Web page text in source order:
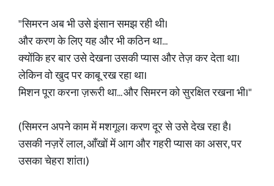
"सिमरन अब भी उसे इंसान समझ रही थी।
और करण के लिए यह और भी कठिन था...
क्योंकि हर बार उसे देखना उसकी प्यास और तेज़ कर देता था।
लेकिन वो खुद पर काबू रख रहा था।
मिशन पूरा करना ज़रूरी था... और सिमरन को सुरक्षित रखना भी।"
(सिमरन अपने काम में मशगूल। करण दूर से उसे देख रहा है।
उसकी नज़रें लाल, आँखों में आग और गहरी प्यास का असर, पर
उसका चेहरा शांत।)